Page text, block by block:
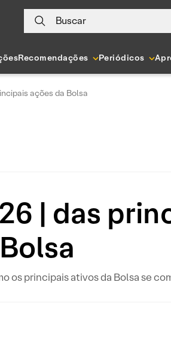
Buscar
Recomendações Periódicos
ações da Bolsa
| das
Bolsa
os principais ativos da Bolsa se